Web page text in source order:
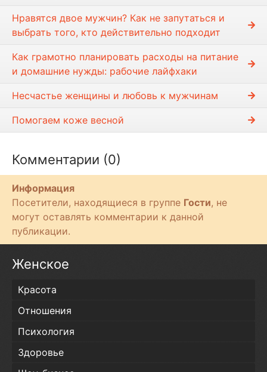
Нравятся двое мужчин? Как не запутаться и
выбрать того, кто действительно подходит
Как грамотно планировать расходы на питание
и домашние нужды: рабочие лайфхаки
Несчастье женщины и любовь к мужчинам
Помогаем коже весной
Комментарии (0)
Информация
Посетители, находящиеся в группе Гости, не
могут оставлять комментарии к данной
публикации.
Женское
Красота
Отношения
Психология
Здоровье